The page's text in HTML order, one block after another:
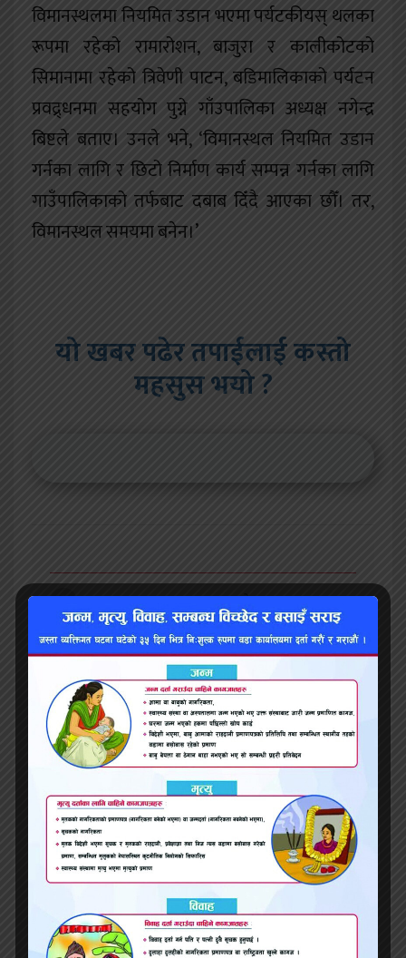
विमानस्थलमा नियमित उडान भएमा पर्यटकीयस् थलका
रूपमा रहेको रामारोशन, बाजुरा र कालीकोटको
सिमानामा रहेको त्रिवेणी पाटन, बडिमालिकाको पर्यटन
प्रवद्र्धनमा सहयोग पुग्ने गाँउपालिका अध्यक्ष नगेन्द्र
बिष्टले बताए। उनले भने, ‘विमानस्थल नियमित उडान
गर्नका लागि र छिटो निर्माण कार्य सम्पन्न गर्नका लागि
गाउँपालिकाको तर्फबाट दबाब दिँदै आएका छौँ। तर,
विमानस्थल समयमा बनेन।’
यो खबर पढेर तपाईलाई कस्तो
महसुस भयो ?
भ्वाइस खबर २०७९ भाद्र २०, सोमबार ०४:३९
प्रतिक्रिया
सम्बन्धित समाचार
दिलीप यादवको संयोजकत्वमा मिटर ब्याज विरुद्ध नगर